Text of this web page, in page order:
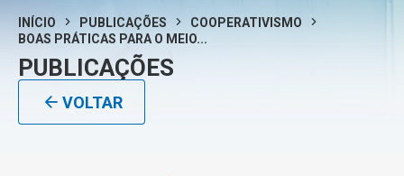
INÍCIO PUBLICAÇÕES
COOPERATIVISMO
BOAS PRÁTICAS PARA O MEIO...
PUBLICAÇÕES
VOLTAR